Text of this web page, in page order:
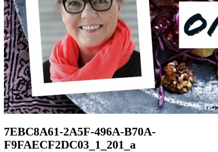
7EBC8A61-2A5F-496A-B70A-
F9FAECF2DC03_1_201_a